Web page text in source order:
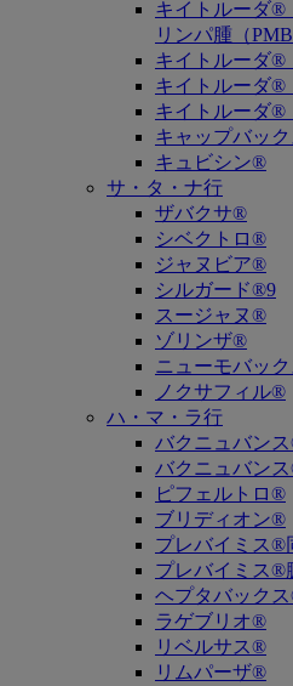
キイトルーダ®
リンパ腫（
キイトルーダ®
キイトルーダ®
キイトルーダ®
キャップバッ
キュビシン®
サ・タ・ナ行
ザバクサ®
シベクトロ®
ジャヌビア®
シルガード®9
スージャヌ®
ゾリンザ®
ニューモバッ
ノクサフィル®
ハ・マ・ラ行
バクニュバンス
バクニュバンス
ピフェルトロ®
ブリディオン®
プレバイミス®
プレバイミス®
ヘプタバック
ラゲブリオ®
リベルサス®
リムパーザ®